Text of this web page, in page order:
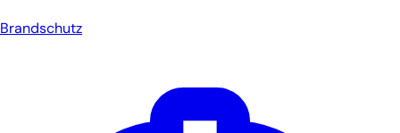
Brandschutz